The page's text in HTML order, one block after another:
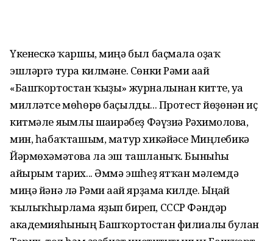
Үкенескә ҡаршы, миңә был баҫмала оҙаҡ
эшләргә тура килмәне. Сөнки Рәми ағай
«Башҡортостан ҡыҙы» журналынан китте, уға
милләтсе мөһөрө баҫылды... Протест йөҙөнән иҫ
китмәле яғымлы шағирәбеҙ Фәүзиә Рәхимғолова,
мин, һабаҡташым, матур хикәйәсе Миңлебикә
Йәрмөхәмәтова ла эш ташланыҡ. Быныһы
айырым тарих... Әммә эшһеҙ ятҡан мәлемдә
миңә йәнә лә Рәми ағай ярҙамға килде. Ыңғай
ҡылыҡһырлама яҙып биреп, СССР Фәндәр
академияһының Башҡортостан филиалы булған